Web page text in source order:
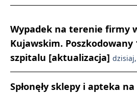
Wypadek na terenie firmy
Kujawskim. Poszkodowany
szpitalu [aktualizacja]
Spłonęły sklepy i apteka